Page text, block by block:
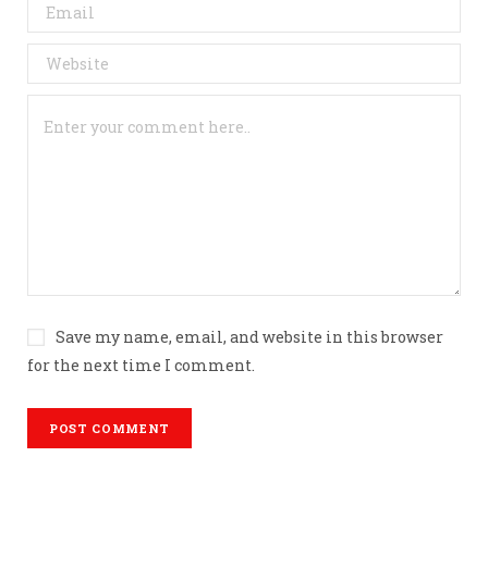
Save my name, email, and website in this browser
for the next time I comment.